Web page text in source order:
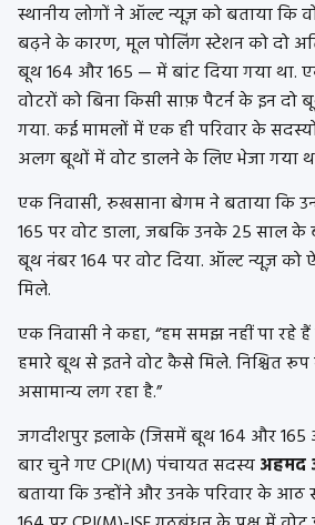
स्थानीय लोगों ने ऑल्ट न्यूज़ को बताया कि
बढ़ने के कारण, मूल पोलिंग स्टेशन को दो
बूथ 164 और 165 — में बांट दिया गया था.
वोटरों को बिना किसी साफ़ पैटर्न के इन दो
गया. कई मामलों में एक ही परिवार के
अलग बूथों में वोट डालने के लिए भेजा गया
एक निवासी, रुखसाना बेगम ने बताया कि
165 पर वोट डाला, जबकि उनके 25 साल के
बूथ नंबर 164 पर वोट दिया. ऑल्ट न्यूज़ को
मिले.
एक निवासी ने कहा, “हम समझ नहीं पा रहे
हमारे बूथ से इतने वोट कैसे मिले. निश्चित
असामान्य लग रहा है.”
जगदीशपुर इलाके (जिसमें बूथ 164 और
बार चुने गए CPI(M) पंचायत सदस्यअहमद
बताया कि उन्होंने और उनके परिवार के आठ